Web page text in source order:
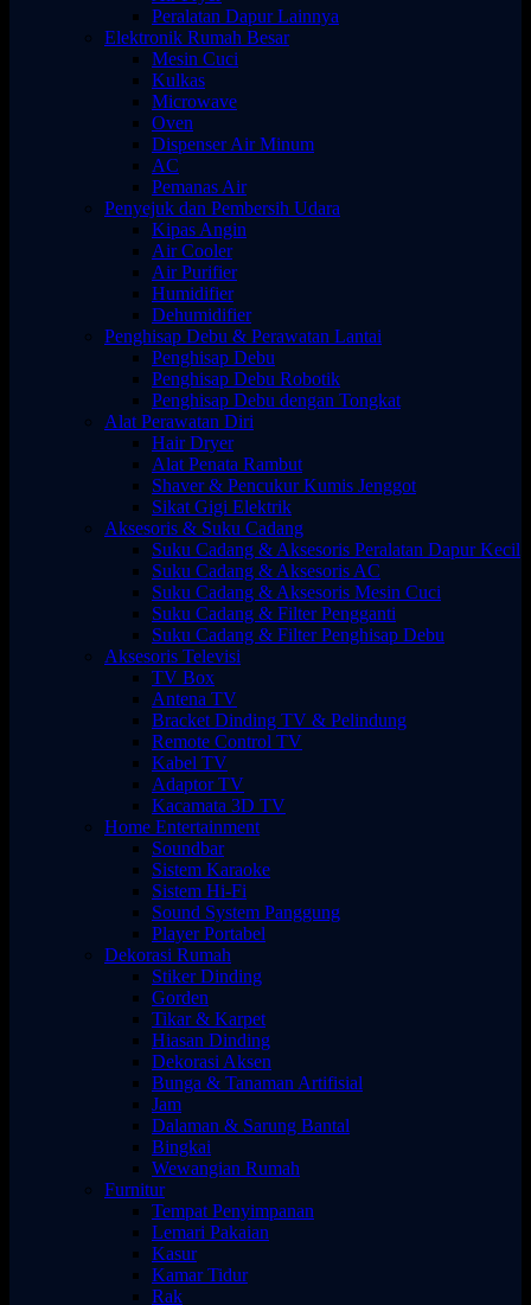
Peralatan Dapur Lainnya
Elektronik Rumah Besar
Mesin Cuci
Kulkas
Microwave
Oven
Dispenser Air Minum
AC
Pemanas Air
Penyejuk dan Pembersih Udara
Kipas Angin
Air Cooler
Air Purifier
Humidifier
Dehumidifier
Penghisap Debu & Perawatan Lantai
Penghisap Debu
Penghisap Debu Robotik
Penghisap Debu dengan Tongkat
Alat Perawatan Diri
Hair Dryer
Alat Penata Rambut
Shaver & Pencukur Kumis Jenggot
Sikat Gigi Elektrik
Aksesoris & Suku Cadang
Suku Cadang & Aksesoris Peralatan Dapur Kecil
Suku Cadang & Aksesoris AC
Suku Cadang & Aksesoris Mesin Cuci
Suku Cadang & Filter Pengganti
Suku Cadang & Filter Penghisap Debu
Aksesoris Televisi
TV Box
Antena TV
Bracket Dinding TV & Pelindung
Remote Control TV
Kabel TV
Adaptor TV
Kacamata 3D TV
Home Entertainment
Soundbar
Sistem Karaoke
Sistem Hi-Fi
Sound System Panggung
Player Portabel
Dekorasi Rumah
Stiker Dinding
Gorden
Tikar & Karpet
Hiasan Dinding
Dekorasi Aksen
Bunga & Tanaman Artifisial
Jam
Dalaman & Sarung Bantal
Bingkai
Wewangian Rumah
Furnitur
Tempat Penyimpanan
Lemari Pakaian
Kasur
Kamar Tidur
Rak